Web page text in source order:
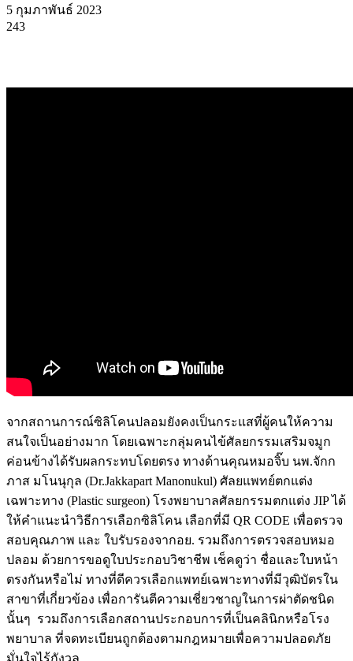
5 กุมภาพันธ์ 2023
243
จากสถานการณ์ซิลิโคนปลอมยังคงเป็นกระแสที่ผู้คนให้ความ
สนใจเป็นอย่างมาก โดยเฉพาะกลุ่มคนไข้ศัลยกรรมเสริมจมูก
ค่อนข้างได้รับผลกระทบโดยตรง ทางด้านคุณหมอจิ๊บ นพ.จักก
ภาส มโนนุกุล (Dr.Jakkapart Manonukul) ศัลยแพทย์ตกแต่ง
เฉพาะทาง (Plastic surgeon) โรงพยาบาลศัลยกรรมตกแต่ง JIPได้
ให้คำแนะนำวิธีการเลือกซิลิโคน เลือกที่มี QR CODE เพื่อตรวจ
สอบคุณภาพ และ ใบรับรองจากอย. รวมถึงการตรวจสอบหมอ
ปลอม ด้วยการขอดูใบประกอบวิชาชีพ เช็คดูว่า ชื่อและใบหน้า
ตรงกันหรือไม่ ทางที่ดีควรเลือกแพทย์เฉพาะทางที่มีวุฒิบัตรใน
สาขาที่เกี่ยวข้อง เพื่อการันตีความเชี่ยวชาญในการผ่าตัดชนิด
นั้นๆ รวมถึงการเลือกสถานประกอบการที่เป็นคลินิกหรือโรง
พยาบาล ที่จดทะเบียนถูกต้องตามกฎหมายเพื่อความปลอดภัย
มั่นใจไร้กังวล